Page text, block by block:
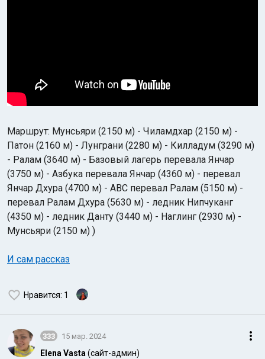
Маршрут: Мунсьяри (2150 м) - Чиламдхар (2150 м) -
Патон (2160 м) - Лунграни (2280 м) - Килладум (3290 м)
- Ралам (3640 м) - Базовый лагерь перевала Янчар
(3750 м) - Азбука перевала Янчар (4360 м) - перевал
Янчар Дхура (4700 м) - ABC перевал Ралам (5150 м) -
перевал Ралам Дхура (5630 м) - ледник Нипчуканг
(4350 м) - ледник Данту (3440 м) - Наглинг (2930 м) -
Мунсьяри (2150 м) )
И сам рассказ
Нравится: 1
333 15 мар. 2024
Elena Vasta(сайт-админ)